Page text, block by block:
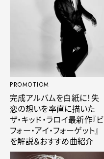
PROMOTIOM
完成アルバムを白紙に！失
恋の想いを率直に描いた
ザ・キッド・ラロイ最新作『ビ
フォー・アイ・フォーゲット』
を解説＆おすすめ曲紹介